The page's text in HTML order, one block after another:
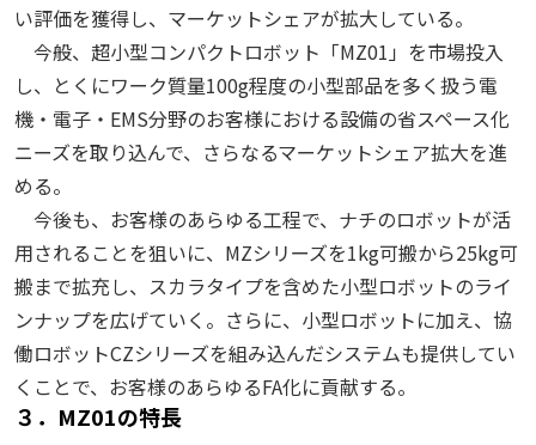
い評価を獲得し、マーケットシェアが拡大している。
今般、超小型コンパクトロボット「MZ01」を市場投入
し、とくにワーク質量100g程度の小型部品を多く扱う電
機・電子・EMS分野のお客様における設備の省スペース化
ニーズを取り込んで、さらなるマーケットシェア拡大を進
める。
今後も、お客様のあらゆる工程で、ナチのロボットが活
用されることを狙いに、MZシリーズを1kg可搬から25kg可
搬まで拡充し、スカラタイプを含めた小型ロボットのライ
ンナップを広げていく。さらに、小型ロボットに加え、協
働ロボットCZシリーズを組み込んだシステムも提供してい
くことで、お客様のあらゆるFA化に貢献する。
３．MZ01の特長